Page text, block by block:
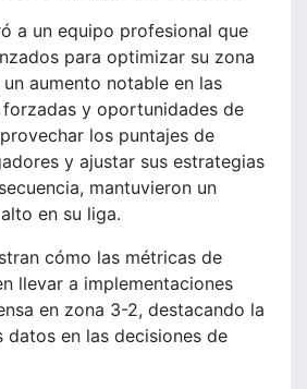
a un equipo profesional que
para optimizar su zona
aumento notable en las
y oportunidades de
los puntajes de
y ajustar sus estrategias
mantuvieron un
en su liga.
cómo las métricas de
llevar a implementaciones
en zona 3-2, destacando la
en las decisiones de